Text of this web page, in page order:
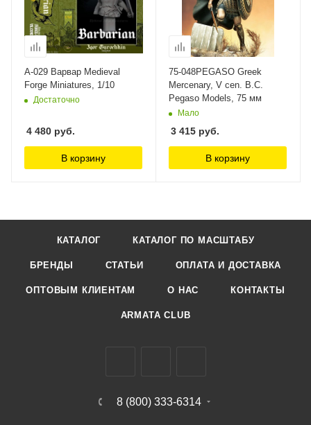
A-029 Варвар Medieval
Forge Miniatures, 1/10
Достаточно
4 480 руб.
В корзину
75-048PEGASO Greek
Mercenary, V cen. B.C.
Pegaso Models, 75 мм
Мало
3 415 руб.
В корзину
КАТАЛОГ КАТАЛОГ ПО МАСШТАБУ
БРЕНДЫ СТАТЬИ ОПЛАТА И ДОСТАВКА
ОПТОВЫМ КЛИЕНТАМ О НАС КОНТАКТЫ
ARMATA CLUB
8 (800) 333-6314